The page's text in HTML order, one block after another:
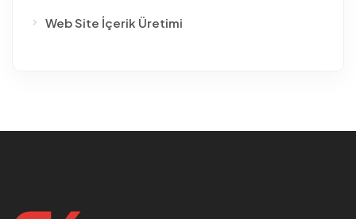
Web Site İçerik Üretimi